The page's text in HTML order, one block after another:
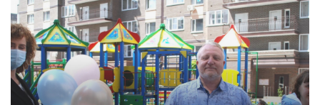
ПРЕМЬЕРА
ТАМ И ТУТ
СТИЛЬ ЖИЗНИ
ХАЙП